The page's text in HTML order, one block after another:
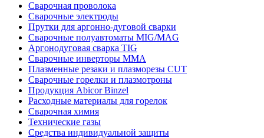
Сварочная проволока
Сварочные электроды
Прутки для аргонно-дуговой сварки
Сварочные полуавтоматы MIG/MAG
Аргонодуговая сварка TIG
Сварочные инверторы MMA
Плазменные резаки и плазморезы CUT
Сварочные горелки и плазмотроны
Продукция Abicor Binzel
Расходные материалы для горелок
Сварочная химия
Технические газы
Средства индивидуальной защиты